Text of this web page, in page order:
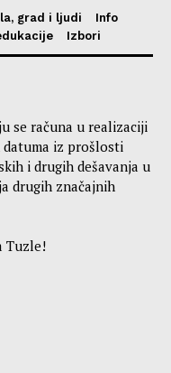
grad i ljudi
Info
Izbori
se računa u realizaciji
datuma iz prošlosti
i drugih dešavanja u
drugih značajnih
Tuzle!